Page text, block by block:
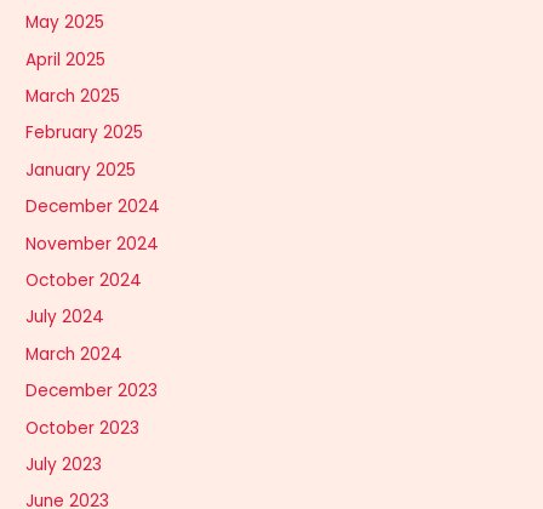
May 2025
April 2025
March 2025
February 2025
January 2025
December 2024
November 2024
October 2024
July 2024
March 2024
December 2023
October 2023
July 2023
June 2023